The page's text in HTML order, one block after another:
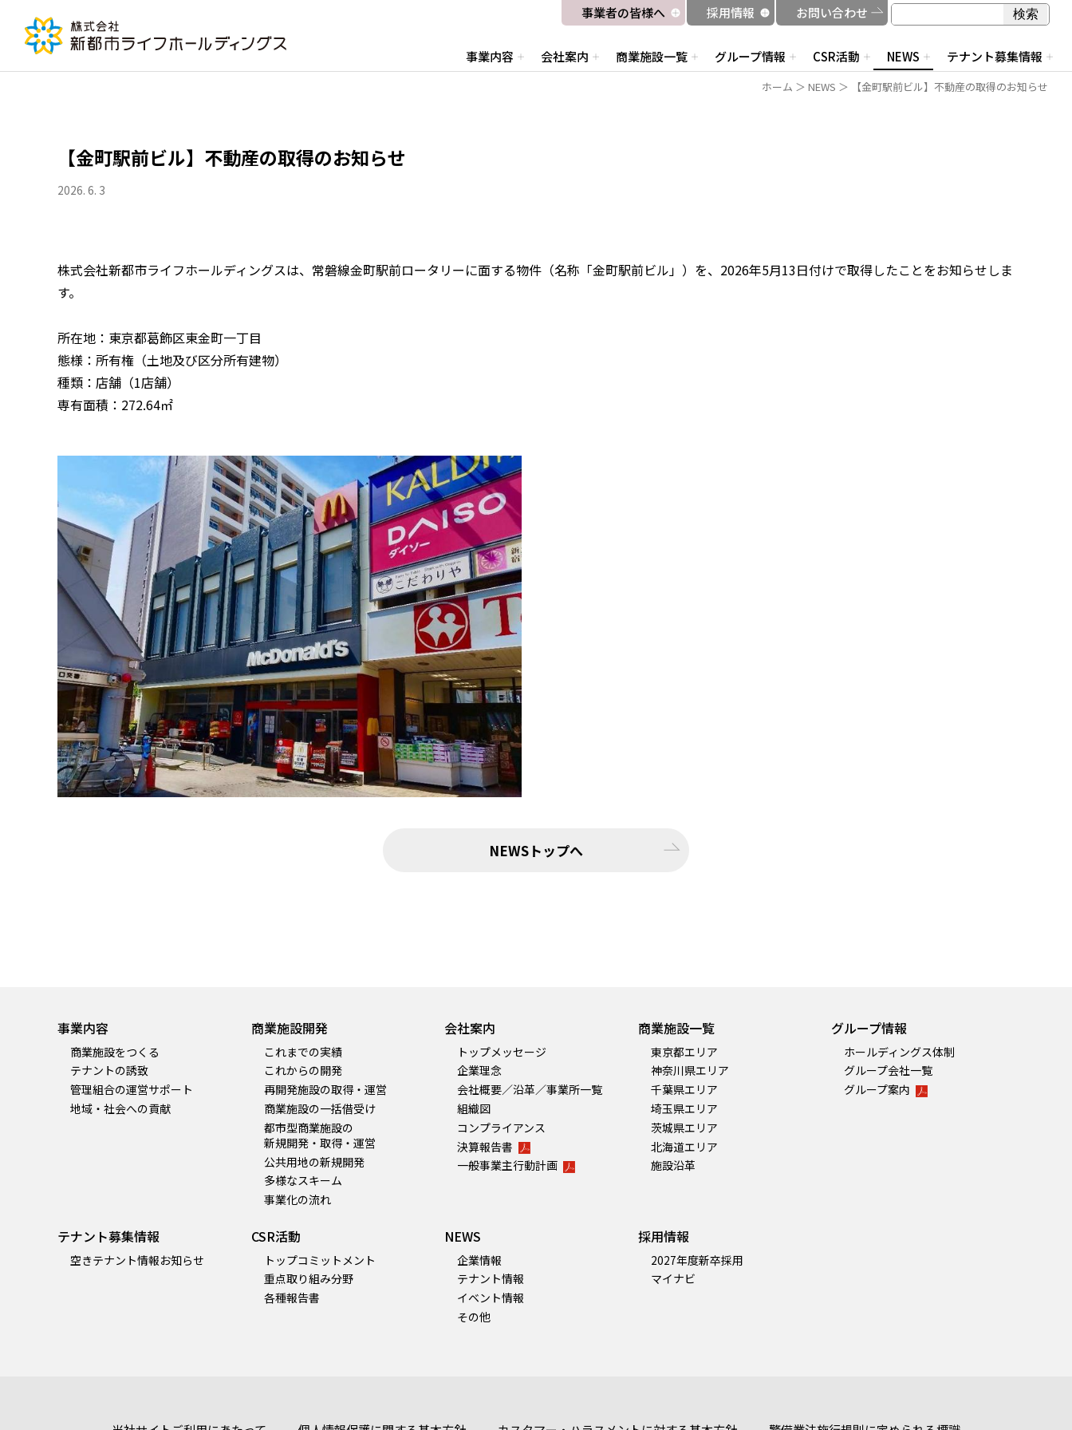
事業者の皆様へ 採用情報 お問い合わせ
事業内容 会社案内 商業施設一覧 グループ情報 CSR活動 NEWS テナント募集情報
検索
ホーム ＞ NEWS ＞ 【金町駅前ビル】不動産の取得のお知らせ
【金町駅前ビル】不動産の取得のお知らせ
2026. 6. 3
株式会社新都市ライフホールディングスは、常磐線金町駅前ロータリーに面する物件（名称「金町駅前ビル」）を、2026年5月13日付けで取得したことをお知らせしま
す。
所在地：東京都葛飾区東金町一丁目
態様：所有権（土地及び区分所有建物）
種類：店舗（1店舗）
専有面積：272.64㎡
NEWSトップへ
事業内容
商業施設をつくる
テナントの誘致
管理組合の運営サポート
地域・社会への貢献
商業施設開発
これまでの実績
これからの開発
再開発施設の取得・運営
商業施設の一括借受け
都市型商業施設の
新規開発・取得・運営
公共用地の新規開発
多様なスキーム
事業化の流れ
会社案内
トップメッセージ
企業理念
会社概要／沿革／事業所一覧
組織図
コンプライアンス
決算報告書
一般事業主行動計画
商業施設一覧
東京都エリア
神奈川県エリア
千葉県エリア
埼玉県エリア
茨城県エリア
北海道エリア
施設沿革
グループ情報
ホールディングス体制
グループ会社一覧
グループ案内
テナント募集情報
空きテナント情報お知らせ
CSR活動
トップコミットメント
重点取り組み分野
各種報告書
NEWS
企業情報
テナント情報
イベント情報
その他
採用情報
2027年度新卒採⽤
マイナビ